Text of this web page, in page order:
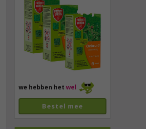
40,
we hebben het wel
Bestel mee